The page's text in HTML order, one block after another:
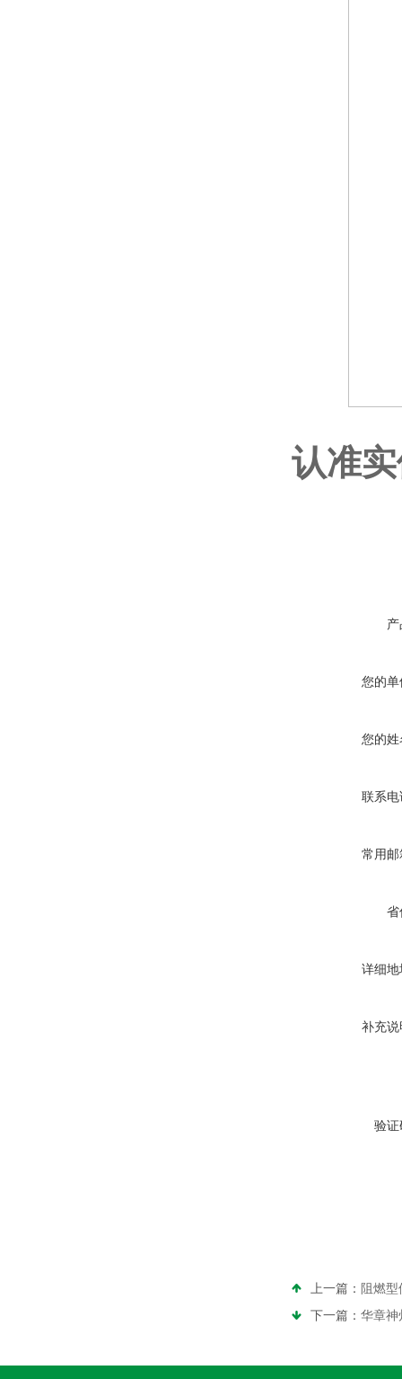
认准
您的单
您的姓
联系电
常用邮
省
详细地
补充说
验证
上一篇： 阻燃
下一篇： 华章神